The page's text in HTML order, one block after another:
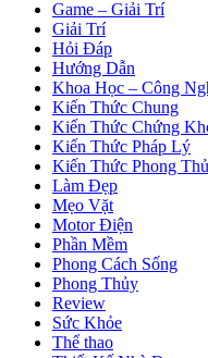
Game – Giải Trí
Giải Trí
Hỏi Đáp
Hướng Dẫn
Khoa Học – Công
Kiến Thức Chung
Kiến Thức Chứng
Kiến Thức Pháp Lý
Kiến Thức Phong
Làm Đẹp
Mẹo Vặt
Motor Điện
Phần Mềm
Phong Cách Sống
Phong Thủy
Review
Sức Khỏe
Thể thao